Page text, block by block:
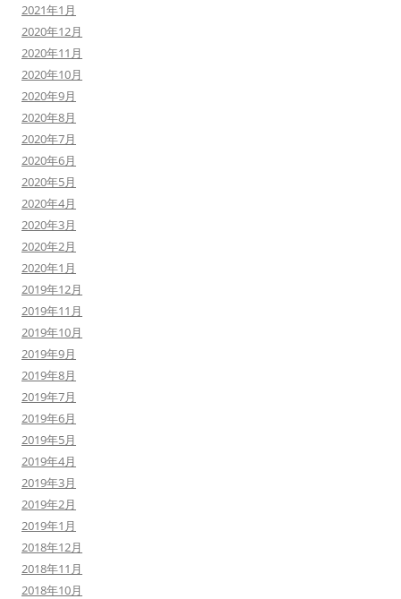
2021年1月
2020年12月
2020年11月
2020年10月
2020年9月
2020年8月
2020年7月
2020年6月
2020年5月
2020年4月
2020年3月
2020年2月
2020年1月
2019年12月
2019年11月
2019年10月
2019年9月
2019年8月
2019年7月
2019年6月
2019年5月
2019年4月
2019年3月
2019年2月
2019年1月
2018年12月
2018年11月
2018年10月